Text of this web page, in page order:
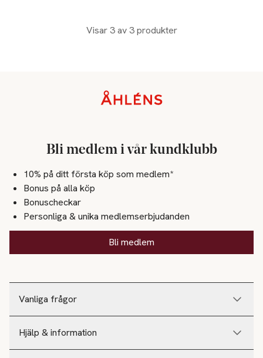
Visar 3 av 3 produkter
Vanliga frågor
Hjälp & information
Bli medlem i vår kundklubb
10% på ditt första köp som medlem*
Bonus på alla köp
Bonuscheckar
Personliga & unika medlemserbjudanden
Bli medlem